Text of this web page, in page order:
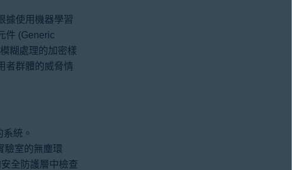
據使用機器學習
件 (Generic
糊處理的加密樣
者群體的威脅情
統。
驗室的無塵環
全防護層中檢查